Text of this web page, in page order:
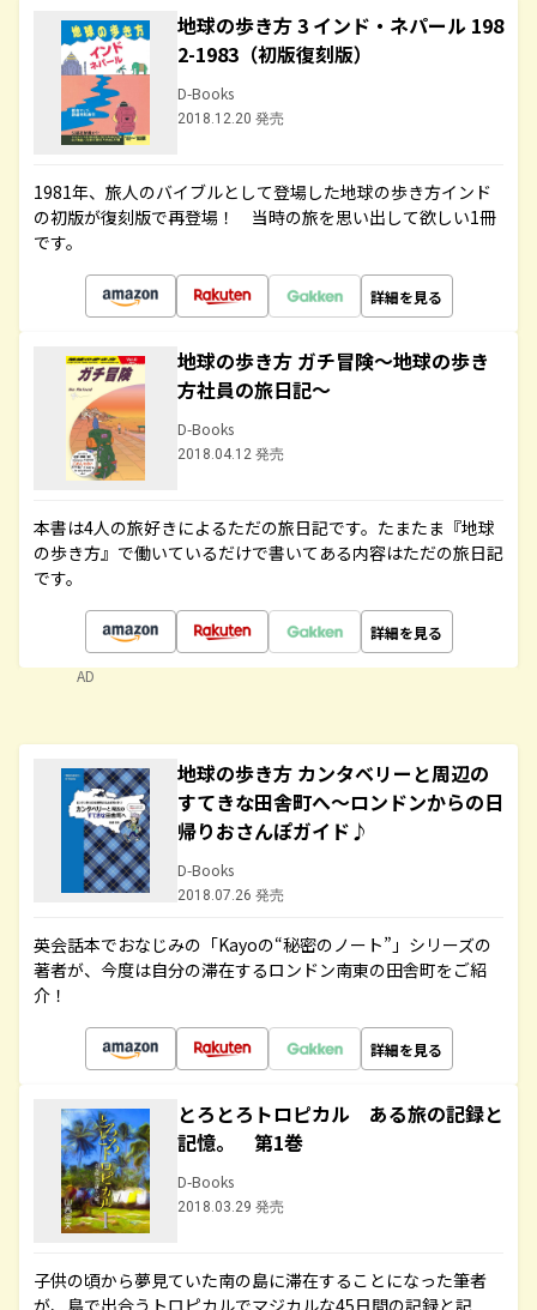
地球の歩き方 3 インド・ネパール 198
2-1983（初版復刻版）
D-Books
2018.12.20 発売
1981年、旅人のバイブルとして登場した地球の歩き方インド
の初版が復刻版で再登場！ 当時の旅を思い出して欲しい1冊
です。
詳細を見る
地球の歩き方 ガチ冒険～地球の歩き
方社員の旅日記～
D-Books
2018.04.12 発売
本書は4人の旅好きによるただの旅日記です。たまたま『地球
の歩き方』で働いているだけで書いてある内容はただの旅日記
です。
詳細を見る
AD
地球の歩き方 カンタベリーと周辺の
すてきな田舎町へ～ロンドンからの日
帰りおさんぽガイド♪
D-Books
2018.07.26 発売
英会話本でおなじみの「Kayoの“秘密のノート”」シリーズの
著者が、今度は自分の滞在するロンドン南東の田舎町をご紹
介！
詳細を見る
とろとろトロピカル ある旅の記録と
記憶。 第1巻
D-Books
2018.03.29 発売
子供の頃から夢見ていた南の島に滞在することになった筆者
が、島で出合うトロピカルでマジカルな45日間の記録と記